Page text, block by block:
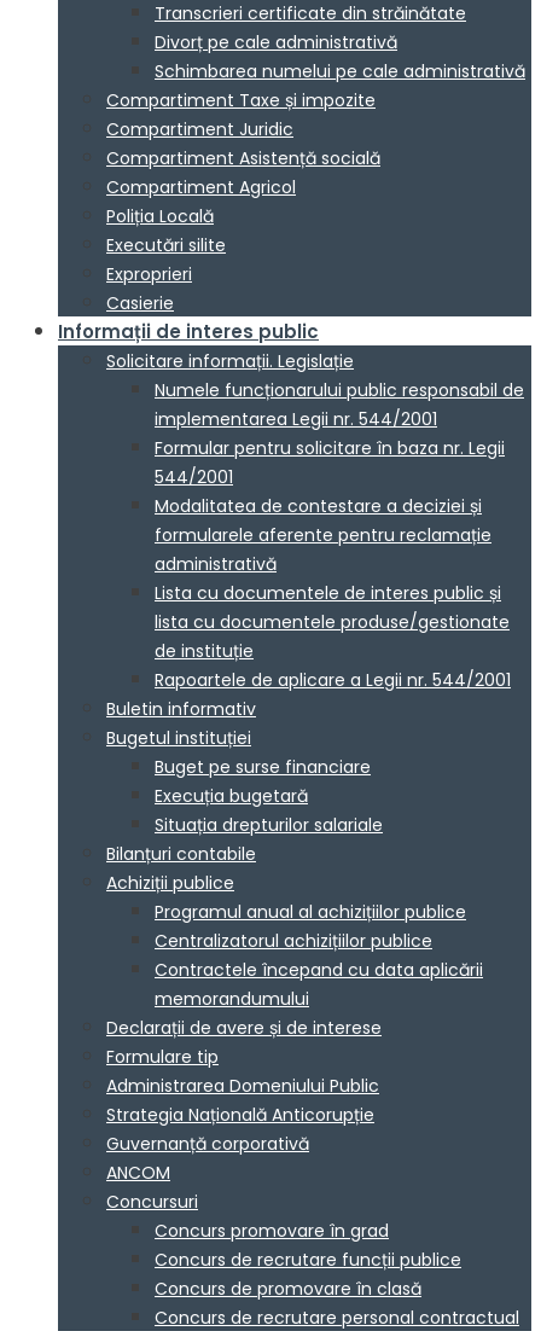
Transcrieri certificate din străinătate
Divorț pe cale administrativă
Schimbarea numelui pe cale administrativă
Compartiment Taxe și impozite
Compartiment Juridic
Compartiment Asistență socială
Compartiment Agricol
Poliția Locală
Executări silite
Exproprieri
Casierie
Informații de interes public
Solicitare informații. Legislație
Numele funcționarului public responsabil de
implementarea Legii nr. 544/2001
Formular pentru solicitare în baza nr. Legii
544/2001
Modalitatea de contestare a deciziei și
formularele aferente pentru reclamație
administrativă
Lista cu documentele de interes public și
lista cu documentele produse/gestionate
de instituție
Rapoartele de aplicare a Legii nr. 544/2001
Buletin informativ
Bugetul instituției
Buget pe surse financiare
Execuția bugetară
Situația drepturilor salariale
Bilanțuri contabile
Achiziții publice
Programul anual al achizițiilor publice
Centralizatorul achizițiilor publice
Contractele începand cu data aplicării
memorandumului
Declarații de avere și de interese
Formulare tip
Administrarea Domeniului Public
Strategia Națională Anticorupție
Guvernanță corporativă
ANCOM
Concursuri
Concurs promovare în grad
Concurs de recrutare funcții publice
Concurs de promovare în clasă
Concurs de recrutare personal contractual